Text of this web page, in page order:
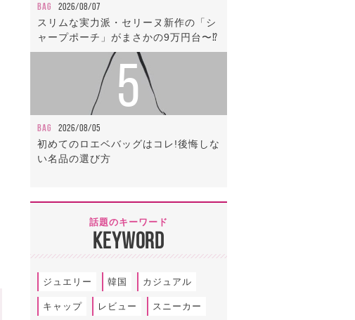
BAG 2026/08/07
スリムな実力派・セリーヌ新作の「シ
ャープポーチ」がまさかの9万円台〜⁉
5
BAG 2026/08/05
初めてのロエベバッグはコレ!後悔しな
い名品の選び方
話題のキーワード
KEYWORD
ジュエリー 韓国 カジュアル
キャップ レビュー スニーカー